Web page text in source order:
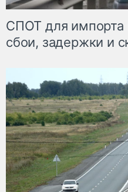
СПОТ для импорта
сбои, задержки и